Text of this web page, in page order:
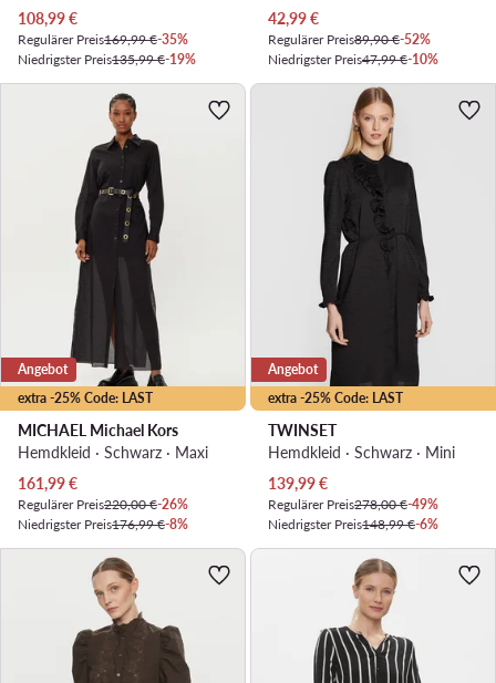
Aktueller Preis
108,99€
Regulärer Preis169,99 €-35%
Niedrigster Preis135,99 €-19%
Aktueller Preis
42,99€
Regulärer Preis89,90 €-52%
Niedrigster Preis47,99 €-10%
extra -25% Code: LAST
Angebot
MICHAEL Michael Kors
Hemdkleid · Schwarz · Maxi
Aktueller Preis
161,99€
Regulärer Preis220,00 €-26%
Niedrigster Preis176,99 €-8%
extra -25% Code: LAST
Angebot
TWINSET
Hemdkleid · Schwarz · Mini
Aktueller Preis
139,99€
Regulärer Preis278,00 €-49%
Niedrigster Preis148,99 €-6%